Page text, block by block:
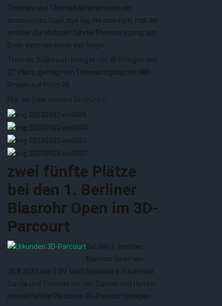
Thomas und Thomas lieferten sich ein
spannendes Duell, mal lag der eine vorn, mal der
andere. Zur Halbzeit führte Thomas Irgang, am
Ende trennten beide vier Ringe.
Thomas Bialkowski belegte mit 484 Ringen den
27. Platz, gefolgt von Thomas Irgang mit 480
Ringen auf Platz 28.
Hier ein paar weitere Eindrücke.
zwei fünfte Plätze
bei den 1. Berliner
Blasrohr Open im 3D-
Parcourt
Bei den 1. Berliner
Blasrohr Open am
26.8.2023 des TSV 1860 Spandau e.V. konnten
Carola und Thomas bei den Damen und Herren
jeweils fünfte Plätze im 3D-Parcourt belegen.